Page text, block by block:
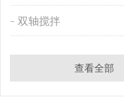
双轴搅拌
查看全部